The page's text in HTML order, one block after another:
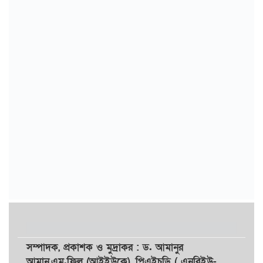
সম্পাদক, প্রকাশকওমুদ্রাকর: ড. আমানুর